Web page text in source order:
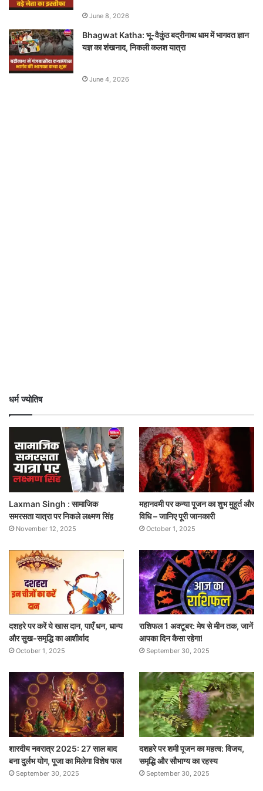
June 8, 2026
Bhagwat Katha: भू-वैकुंठ बद्रीनाथ धाम में भागवत ज्ञान
यज्ञ का शंखनाद, निकली कलश यात्रा
June 4, 2026
धर्म ज्योतिष
Laxman Singh : सामाजिक
समरसता यात्रा पर निकले लक्ष्मण सिंह
November 12, 2025
महानवमी पर कन्या पूजन का शुभ मुहूर्त और
विधि – जानिए पूरी जानकारी
October 1, 2025
दशहरे पर करें ये खास दान, पाएँ धन, धान्य
और सुख-समृद्धि का आशीर्वाद
October 1, 2025
राशिफल 1 अक्टूबर: मेष से मीन तक, जानें
आपका दिन कैसा रहेगा!
September 30, 2025
शारदीय नवरात्र 2025: 27 साल बाद
बना दुर्लभ योग, पूजा का मिलेगा विशेष फल
September 30, 2025
दशहरे पर शमी पूजन का महत्व: विजय,
समृद्धि और सौभाग्य का रहस्य
September 30, 2025